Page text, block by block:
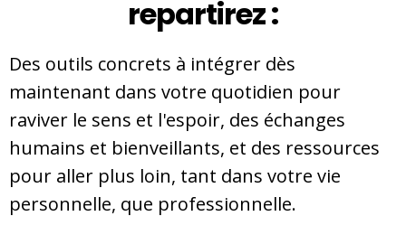
repartirez :
Des outils concrets à intégrer dès
maintenant dans votre quotidien pour
raviver le sens et l'espoir, des échanges
humains et bienveillants, et des ressources
pour aller plus loin, tant dans votre vie
personnelle, que professionnelle.